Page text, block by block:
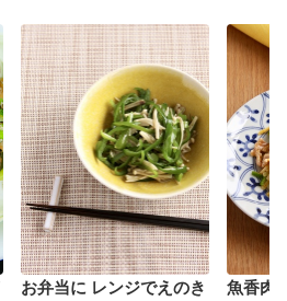
お弁当に レンジでえのき
魚香肉